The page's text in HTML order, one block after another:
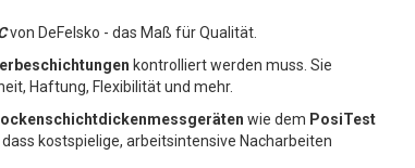
von DeFelsko - das Maß für Qualität.
kontrolliert werden muss. Sie
Haftung, Flexibilität und mehr.
wie dem PosiTest
kostspielige, arbeitsintensive Nacharbeiten